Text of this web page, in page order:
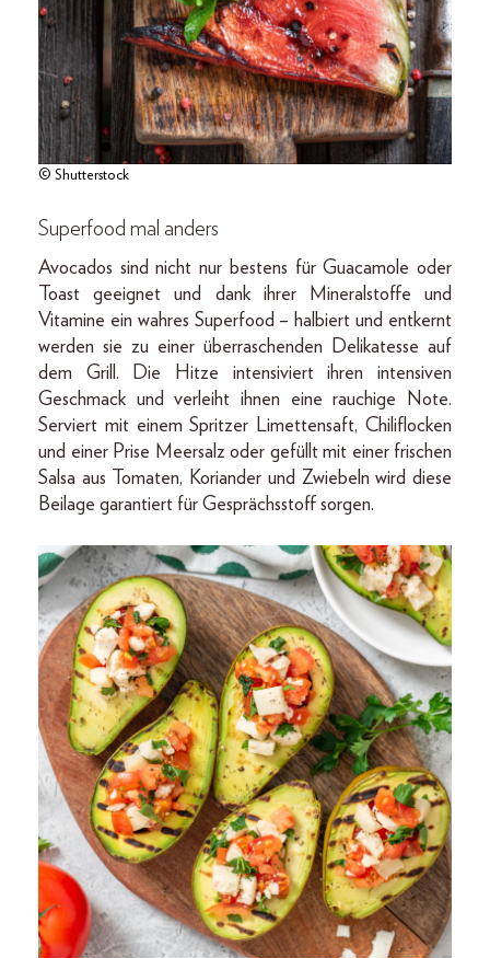
© Shutterstock
Superfood mal anders
Avocados sind nicht nur bestens für Guacamole oder
Toast geeignet und dank ihrer Mineralstoffe und
Vitamine ein wahres Superfood – halbiert und entkernt
werden sie zu einer überraschenden Delikatesse auf
dem Grill. Die Hitze intensiviert ihren intensiven
Geschmack und verleiht ihnen eine rauchige Note.
Serviert mit einem Spritzer Limettensaft, Chiliflocken
und einer Prise Meersalz oder gefüllt mit einer frischen
Salsa aus Tomaten, Koriander und Zwiebeln wird diese
Beilage garantiert für Gesprächsstoff sorgen.